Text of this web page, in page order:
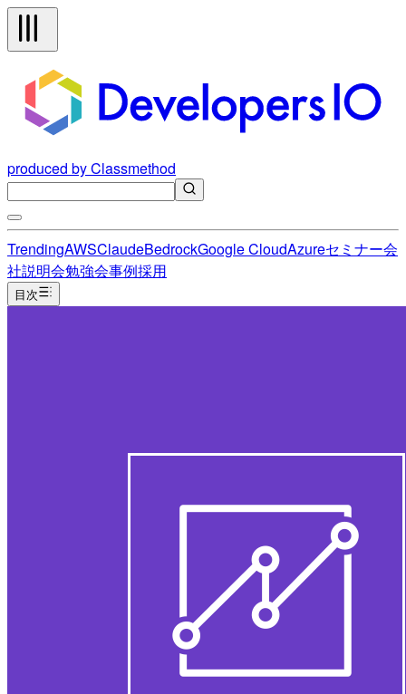
produced by Classmethod
TrendingAWSClaudeBedrockGoogle CloudAzureセミナー会
社説明会勉強会事例採用
目次